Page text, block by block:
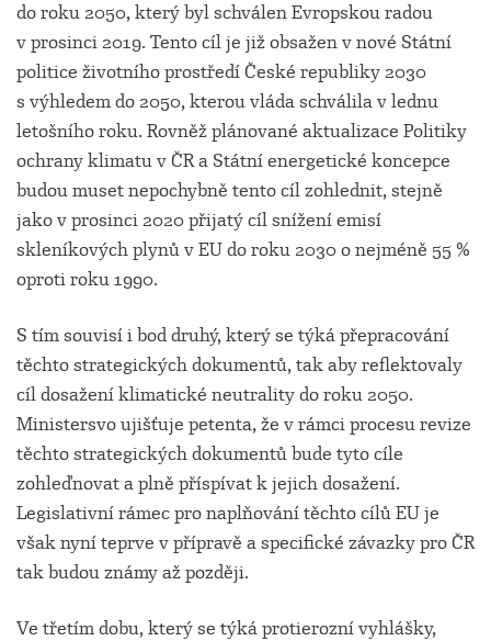
do roku 2050, který byl schválen Evropskou radou
v prosinci 2019. Tento cíl je již obsažen v nové Státní
politice životního prostředí České republiky 2030
s výhledem do 2050, kterou vláda schválila v lednu
letošního roku. Rovněž plánované aktualizace Politiky
ochrany klimatu v ČR a Státní energetické koncepce
budou muset nepochybně tento cíl zohlednit, stejně
jako v prosinci 2020 přijatý cíl snížení emisí
skleníkových plynů v EU do roku 2030 o nejméně 55 %
oproti roku 1990.
S tím souvisí i bod druhý, který se týká přepracování
těchto strategických dokumentů, tak aby reflektovaly
cíl dosažení klimatické neutrality do roku 2050.
Ministersvo ujišťuje petenta, že v rámci procesu revize
těchto strategických dokumentů bude tyto cíle
zohleďnovat a plně příspívat k jejich dosažení.
Legislativní rámec pro naplňování těchto cílů EU je
však nyní teprve v přípravě a specifické závazky pro ČR
tak budou známy až později.
Ve třetím dobu, který se týká protierozní vyhlášky,